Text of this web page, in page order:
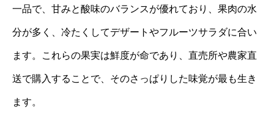
一品で、甘みと酸味のバランスが優れており、果肉の水
分が多く、冷たくしてデザートやフルーツサラダに合い
ます。これらの果実は鮮度が命であり、直売所や農家直
送で購入することで、そのさっぱりした味覚が最も生き
ます。